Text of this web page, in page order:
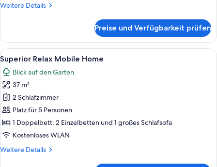
Weitere Details
Weitere
Familienunterkunft
Preise und Verfügbarkeit prüfen
Alle
Fotos
für
Superior
Relax
Mobile
Home
anzeigen
Ein überdachter Außenbereich mit
8
Superior Relax Mobile Home
Blick auf den Garten
37 m²
2 Schlafzimmer
Platz für 5 Personen
1 Doppelbett, 2 Einzelbetten und 1 großes Schlafsofa
Kostenloses WLAN
Weitere Details
Weitere